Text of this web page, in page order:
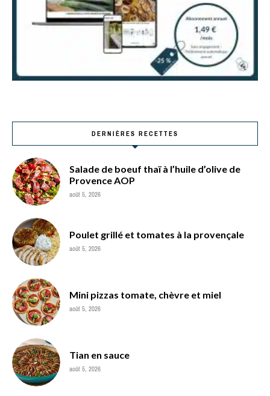
DERNIÈRES RECETTES
Salade de boeuf thaï à l’huile d’olive de
Provence AOP
août 5, 2026
Poulet grillé et tomates à la provençale
août 5, 2026
Mini pizzas tomate, chèvre et miel
août 5, 2026
Tian en sauce
août 5, 2026